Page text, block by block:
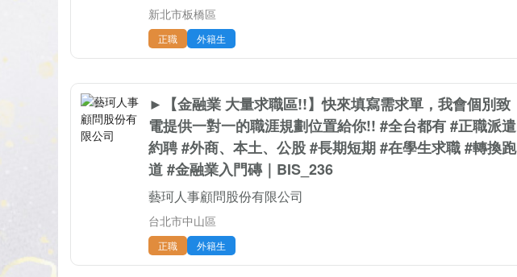
新北市板橋區
正職 外籍生
►【金融業 大量求職區!!】快來填寫需求單，我會個別致
電提供一對一的職涯規劃位置給你!! #全台都有 #正職派遣
約聘 #外商、本土、公股 #長期短期 #在學生求職 #轉換跑
道 #金融業入門磚｜BIS_236
藝珂人事顧問股份有限公司
台北市中山區
正職 外籍生